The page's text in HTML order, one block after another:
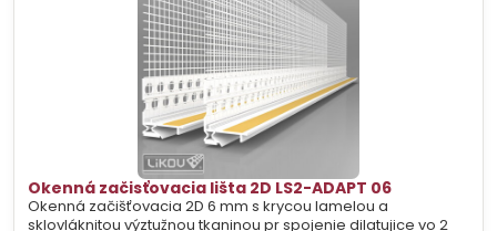
Okenná začisťovacia lišta 2D LS2-ADAPT 06
Okenná začišťovacia 2D 6 mm s krycou lamelou a
sklovláknitou výztužnou tkaninou pr spojenie dilatujice vo 2